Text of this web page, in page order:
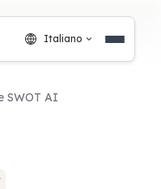
Italiano
SWOT AI